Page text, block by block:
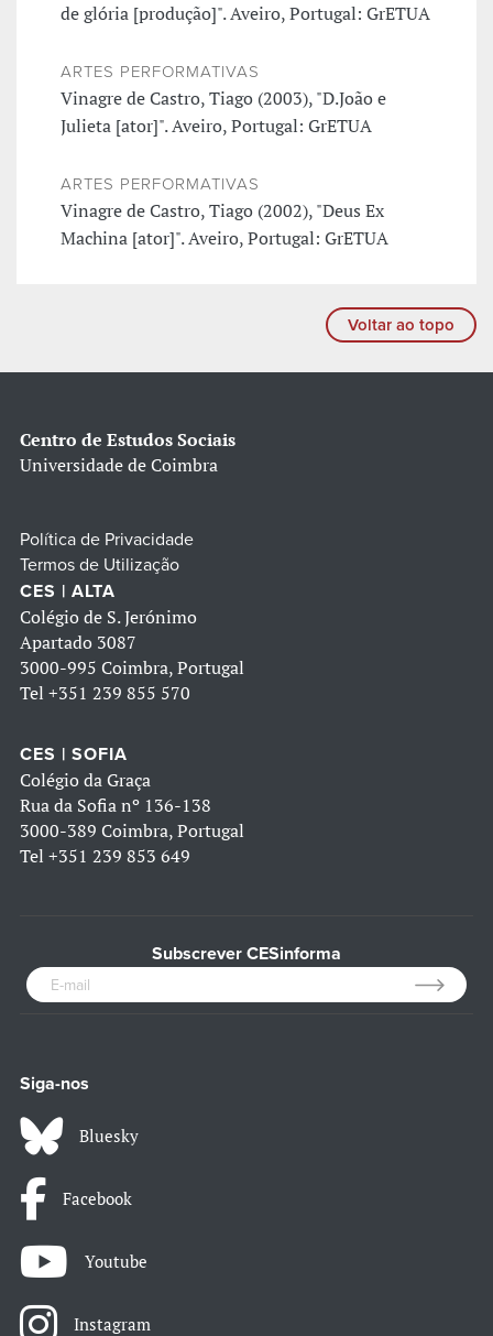
de glória [produção]". Aveiro, Portugal: GrETUA
ARTES PERFORMATIVAS
Vinagre de Castro, Tiago (2003), "D.João e
Julieta [ator]". Aveiro, Portugal: GrETUA
ARTES PERFORMATIVAS
Vinagre de Castro, Tiago (2002), "Deus Ex
Machina [ator]". Aveiro, Portugal: GrETUA
Voltar ao topo
Centro de Estudos Sociais
Universidade de Coimbra
Política de Privacidade
Termos de Utilização
CES | ALTA
Colégio de S. Jerónimo
Apartado 3087
3000-995 Coimbra, Portugal
Tel +351 239 855 570
CES | SOFIA
Colégio da Graça
Rua da Sofia nº 136-138
3000-389 Coimbra, Portugal
Tel +351 239 853 649
Subscrever CESinforma
Siga-nos
Bluesky
Facebook
Youtube
Instagram